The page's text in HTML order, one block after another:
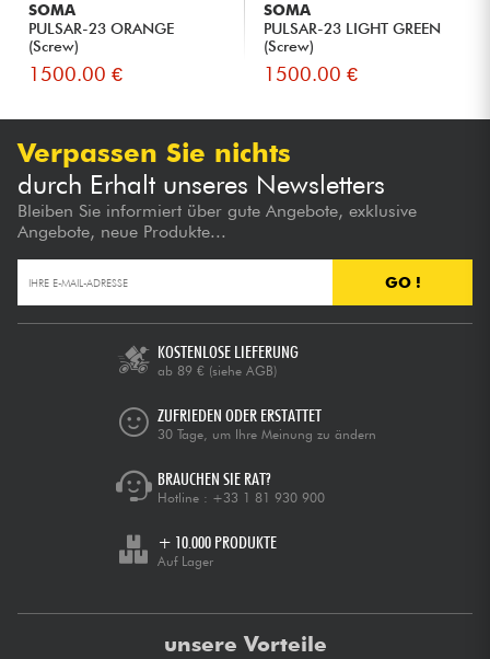
SOMA
PULSAR-23 ORANGE
(Screw)
1500.00 €
SOMA
PULSAR-23 LIGHT GREEN
(Screw)
1500.00 €
Verpassen Sie nichts
durch Erhalt unseres Newsletters
Bleiben Sie informiert über gute Angebote, exklusive
Angebote, neue Produkte...
GO !
KOSTENLOSE LIEFERUNG
ab 89 € (siehe AGB)
ZUFRIEDEN ODER ERSTATTET
30 Tage, um Ihre Meinung zu ändern
BRAUCHEN SIE RAT?
Hotline : +33 1 81 930 900
+ 10.000 PRODUKTE
Auf Lager
unsere Vorteile